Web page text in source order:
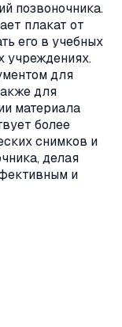
позвоночника.
плакат от
его в учебных
учреждениях.
для
для
материала
более
снимков и
делая
и